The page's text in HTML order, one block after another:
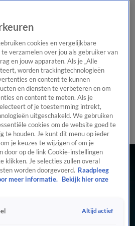
Het beste van Hart
Tip de
WeerTip de redactiePanelVideo's
cookies en vergelijkbare
verzamelen over jou als gebruiker van
en jouw apparaten. Als je „Alle
worden trackingtechnologieën
en content te kunnen
en diensten te verbeteren en om
en content te meten. Als je
of je toestemming intrekt,
uitgeschakeld. We gebruiken
cookies om de website goed te
te houden. Je kunt dit menu op ieder
je keuzes te wijzigen of om je
door op de link Cookie-instellingen
klikken. Je selecties zullen overal
worden doorgevoerd. Raadpleeg
meer informatie.
Bekijk hier onze
Altijd actief